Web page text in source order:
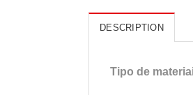
DESCRIPTION
Tipo de